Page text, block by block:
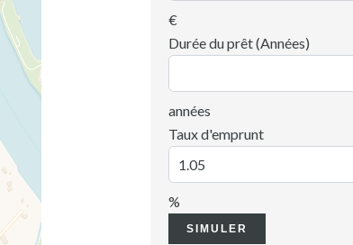
€
Durée du prêt (Années)
années
Taux d'emprunt
%
SIMULER